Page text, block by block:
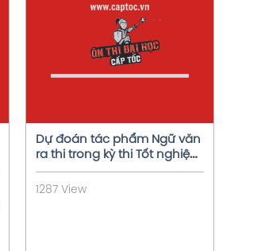
Xem chi tiết
Dự đoán tác phẩm Ngữ văn
ra thi trong kỳ thi Tốt nghiệp
THPT 2023
1287 View